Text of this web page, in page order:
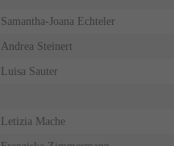
Samantha-Joana Echteler
Andrea Steinert
Luisa Sauter
Letizia Mache